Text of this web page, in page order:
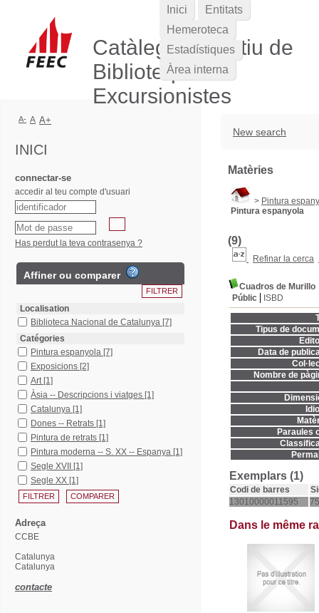
Catàleg Col·lectiu de
Biblioteques
Excursionistes
New search
Matèries
> Pintura
Pintura espanyola
(9)
Refinar la cerca
Cuadros de Murillo
Públic
ISBD
Tipus de
Data de
Nombre de
Paraules
Exemplars (1)
Codi de barres
13010000011595
Dans le même
Inici
Entitats
Hemeroteca
Estadístiques
Àrea interna
A- A A+
INICI
connectar-se
accedir al teu compte d'usuari
Has perdut la teva contrasenya ?
Affiner ou comparer
Localisation
Biblioteca Nacional de Catalunya [7]
Catégories
Pintura espanyola [7]
Exposicions [2]
Art [1]
Àsia -- Descripcions i viatges [1]
Catalunya [1]
Dones -- Retrats [1]
Pintura de retrats [1]
Pintura moderna -- S. XX -- Espanya [1]
Segle XVII
[1]
Segle XX [1]
Adreça
CCBE
Catalunya
Catalunya
contacte